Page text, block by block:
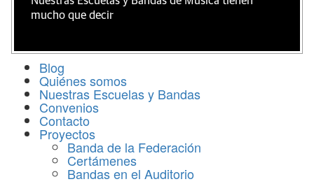
mucho que decir
Blog
Quiénes somos
Nuestras Escuelas y Bandas
Convenios
Contacto
Proyectos
Banda de la Federación
Certámenes
Bandas en el Auditorio